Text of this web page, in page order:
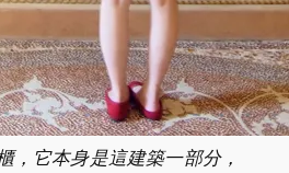
，它本身是這建築一部分，